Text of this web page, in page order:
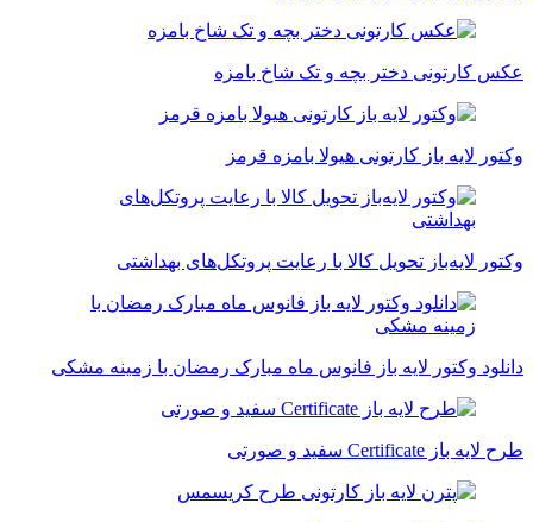
عکس کارتونی دختر بچه و تک شاخ بامزه
وکتور لایه باز کارتونی هیولا بامزه قرمز
وکتور لایه‌باز تحویل کالا با رعایت پروتکل‌های بهداشتی
دانلود وکتور لایه باز فانوس ماه مبارک رمضان با زمینه مشکی
طرح لایه باز Certificate سفید و صورتی